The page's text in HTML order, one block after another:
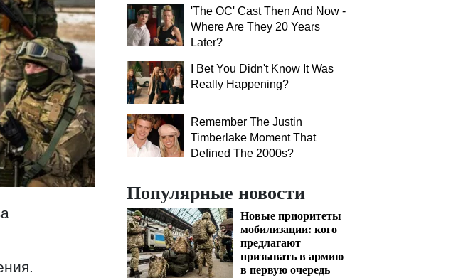
'The OC' Cast Then And Now -
Where Are They 20 Years
Later?
I Bet You Didn't Know It Was
Really Happening?
Remember The Justin
Timberlake Moment That
Defined The 2000s?
Популярные новости
Новые приоритеты
мобилизации: кого
предлагают
призывать в армию
в первую очередь